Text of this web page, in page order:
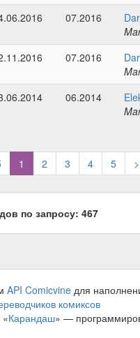
07.2016
07.2016
06.2014
1 (current)
2 3 4 5 >
по запросу: 467
API Comicvine для
комиксов
Карандаш» —